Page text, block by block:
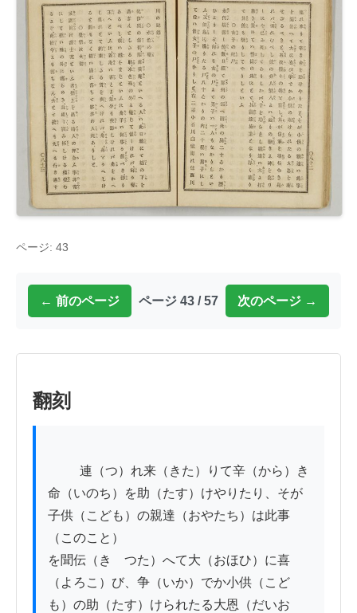
ページ: 43
← 前のページ ページ 43 / 57 次のページ →
翻刻
命（いのち）を助（たす）けやりたり、そが
子供（こども）の親達（おやたち）は此事
（このこと）
を聞伝（きゝつた）へて大（おほひ）に喜
（よろこ）び、争（いか）でか小供（こど
も）の助（たす）けられたる大恩（だいお